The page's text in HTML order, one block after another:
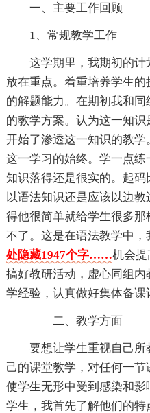
一、主要工作回顾
1、常规教学工作
这学期里，我期初的
放在重点。着重培养学生
的解题能力。在期初我和
的教学方案。认为这一知
开始了渗透这一知识的教
这一学习的始终。学一点
知识落得还是很实的。起
以语法知识还是应该以边
得他很简单就给学生很多
不了。这是在语法教学中
处隐藏1947个字……机会提
搞好教研活动，虚心同组
学经验，认真做好集体备课
二、教学方面
要想让学生重视自己
己的课堂教学，对任何一节
使学生无形中受到感染和
学生，我首先了解他们的